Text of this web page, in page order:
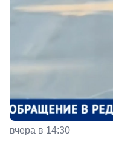
вчера в 14:30